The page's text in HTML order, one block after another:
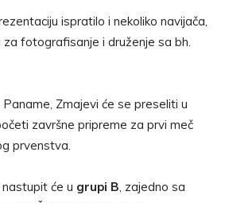
ispratilo i nekoliko navijača,
za fotografisanje i druženje sa bh.
Zmajevi će se preseliti u
završne pripreme za prvi meč
prvenstva.
će u grupi B, zajedno sa